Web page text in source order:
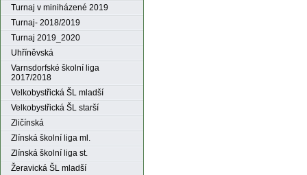
Turnaj v miniházené 2019
Turnaj- 2018/2019
Turnaj 2019_2020
Uhříněvská
Varnsdorfské školní liga
2017/2018
Velkobystřická ŠL mladší
Velkobystřická ŠL starší
Zličínská
Zlínská školní liga ml.
Zlínská školní liga st.
Žeravická ŠL mladší